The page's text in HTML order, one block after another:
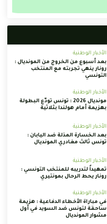
الأخبار الوطنية
بعد أسبوع من الخروج من المونديال :
رونار ينهي تجربته مع المنتخب
التونسي
الأخبار الوطنية
مونديال 2026 : تونس تودّع البطولة
بهزيمة أمام هولندا بثلاثية
الأخبار الوطنية
بعد الخسارة المذلة ضد اليابان :
تونس ثالث مغادري المونديال
الأخبار الوطنية
تمهيداً لتدريبه للمنتخب التونسي :
رونار يحط الرحال بمونتيري
الأخبار الوطنية
في مباراة الأخطاء الدفاعية : هزيمة
ساحقة لتونس ضد السويد في أول
مشوار المونديال